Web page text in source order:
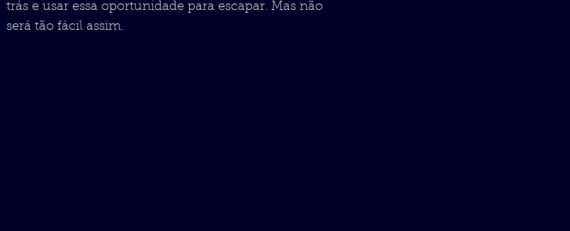
trás e usar essa oportunidade para escapar. Mas não
será tão fácil assim.